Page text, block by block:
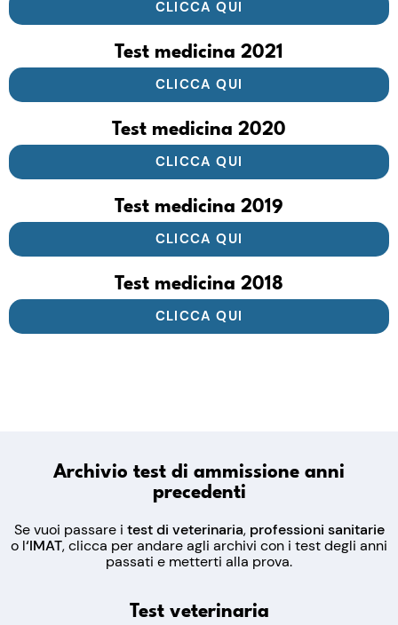
CLICCA QUI
Test medicina 2021
CLICCA QUI
Test medicina 2020
CLICCA QUI
Test medicina 2019
CLICCA QUI
Test medicina 2018
CLICCA QUI
Archivio test di ammissione anni
precedenti
Se vuoi passare i test di veterinaria,professioni sanitarie
o l‘IMAT, clicca per andare agli archivi con i test degli anni
passati e metterti alla prova.
Test veterinaria